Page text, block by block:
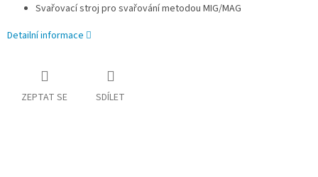
Svařovací stroj pro svařování metodou MIG/MAG
Detailní informace
ZEPTAT SE SDÍLET